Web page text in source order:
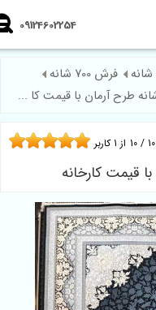
09124602254
فرش 700 شانه
10 از 1کاربر